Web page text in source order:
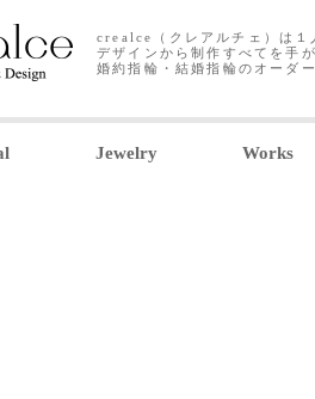
crealce（クレアルチェ）は１
デザインから制作すべてを手
婚約指輪・結婚指輪のオーダ
Jewelry Works